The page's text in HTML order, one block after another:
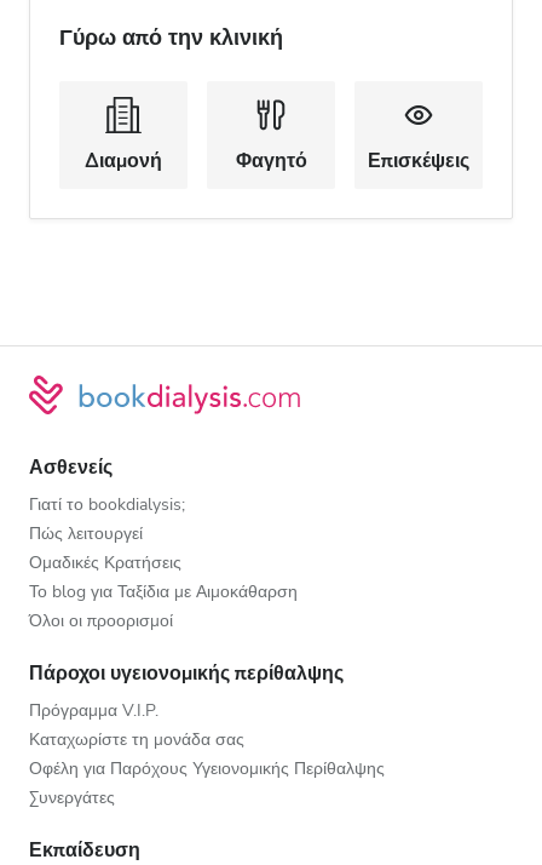
Γύρω από την κλινική
Διαμονή Φαγητό Επισκέψεις
Ασθενείς
Γιατί το bookdialysis;
Πώς λειτουργεί
Ομαδικές Κρατήσεις
Το blog για Ταξίδια με Αιμοκάθαρση
Όλοι οι προορισμοί
Πάροχοι υγειονομικής περίθαλψης
Πρόγραμμα V.I.P.
Καταχωρίστε τη μονάδα σας
Οφέλη για Παρόχους Υγειονομικής Περίθαλψης
Συνεργάτες
Εκπαίδευση